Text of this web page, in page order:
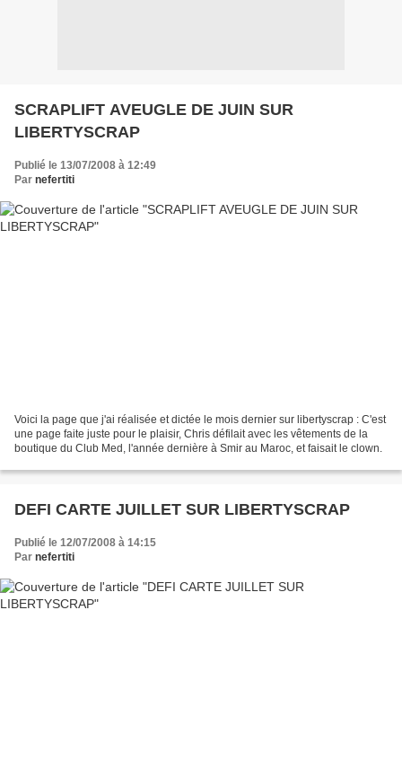
SCRAPLIFT AVEUGLE DE JUIN SUR
LIBERTYSCRAP
Publié le 13/07/2008 à 12:49
Par nefertiti
Voici la page que j'ai réalisée et dictée le mois dernier sur libertyscrap : C'est
une page faite juste pour le plaisir, Chris défilait avec les vêtements de la
boutique du Club Med, l'année dernière à Smir au Maroc, et faisait le clown.
DEFI CARTE JUILLET SUR LIBERTYSCRAP
Publié le 12/07/2008 à 14:15
Par nefertiti